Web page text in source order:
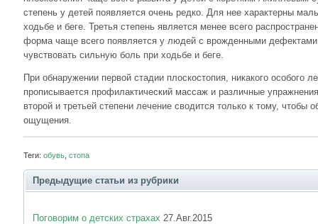
степень у детей появляется очень редко. Для нее характерны
ходьбе и беге. Третья степень является менее всего
форма чаще всего появляется у людей с врожденными дефектами
чувствовать сильную боль при ходьбе и беге.
При обнаружении первой стадии плоскостопия, никакого особого
прописывается профилактический массаж и различные
второй и третьей степени лечение сводится только к тому, чтобы
ощущения.
Теги: обувь стопа
Предыдущие статьи из рубрики
Поговорим о детских страхах 27.Авг.2015